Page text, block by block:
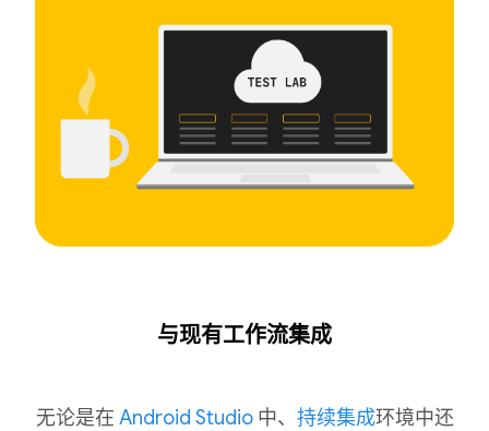
与现有工作流集成
无论是在 Android Studio中、 持续集成环境中还